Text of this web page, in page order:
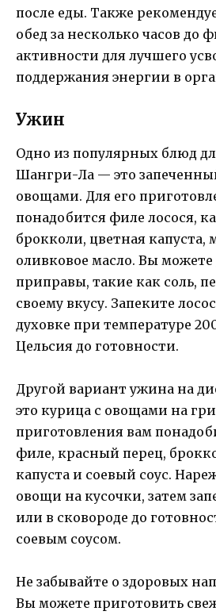
после еды. Также
обед за несколько часов до
активности для лучшего
поддержания энергии в
Ужин
Одно из популярных блюд
Шангри-Ла — это
овощами. Для его
понадобится филе лосося,
брокколи, цветная капуста,
оливковое масло. Вы можете
приправы, такие как соль,
своему вкусу. Запеките
духовке при температуре
Цельсия до готовности.
Другой вариант ужина на
это курица с овощами на
приготовления вам
филе, красный перец,
капуста и соевый соус.
овощи на кусочки, затем
или в сковороде до
соевым соусом.
Не забывайте о здоровых
Вы можете приготовить